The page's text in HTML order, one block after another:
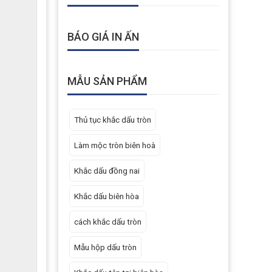
BÁO GIÁ IN ẤN
MẪU SẢN PHẨM
Thủ tục khắc dấu tròn
Làm mộc tròn biên hoà
Khắc dấu đồng nai
Khắc dấu biên hòa
cách khắc dấu tròn
Mẫu hộp dấu tròn